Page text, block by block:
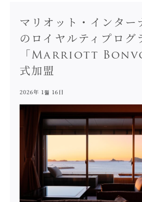
マリオット・インター
のロイヤルティプログ
「Marriott
式加盟
2026年 1월 16日